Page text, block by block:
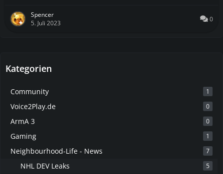
Spencer
5. Juli 2023
0
Kategorien
Community 1
Voice2Play.de 0
ArmA 3 0
Gaming 1
Neighbourhood-Life - News 7
NHL DEV Leaks 5